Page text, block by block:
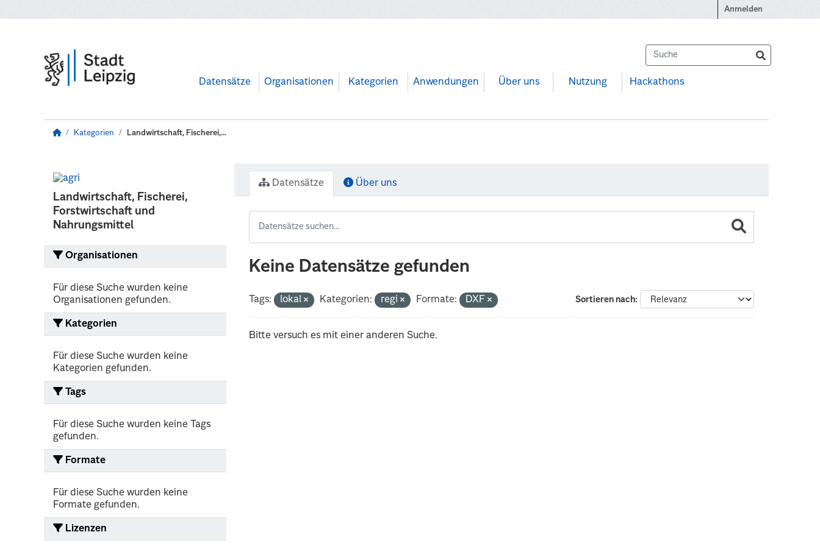
Anmelden
Datensätze Organisationen Kategorien Anwendungen Über uns Nutzung Hackathons
Kategorien Landwirtschaft, Fischerei,...
Landwirtschaft, Fischerei,
Forstwirtschaft und
Nahrungsmittel
Organisationen
Für diese Suche wurden keine
Organisationen gefunden.
Kategorien
Für diese Suche wurden keine
Kategorien gefunden.
Tags
Für diese Suche wurden keine Tags
gefunden.
Formate
Für diese Suche wurden keine
Formate gefunden.
Lizenzen
Datensätze Über uns
Keine Datensätze gefunden
Sortieren nach
Tags: lokal Kategorien: regi Formate: DXF
Bitte versuch es mit einer anderen Suche.